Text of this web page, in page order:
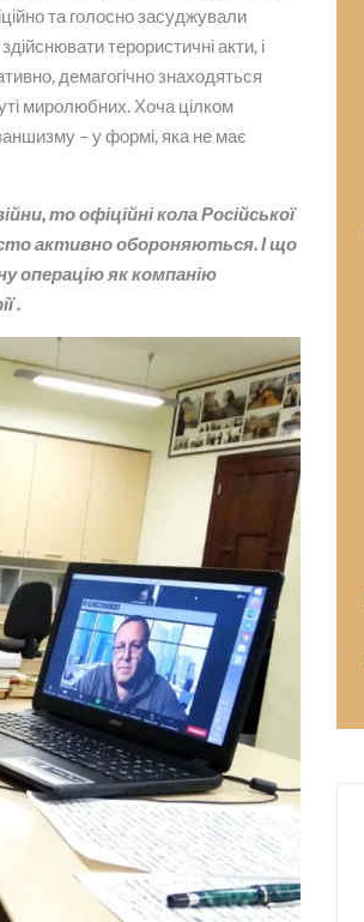
та голосно засуджували
терористичні акти, і
демагогічно знаходяться
миролюбних. Хоча цілком
– у формі, яка не має
то офіційні кола Російської
активно обороняються. І що
операцію як компанію
.